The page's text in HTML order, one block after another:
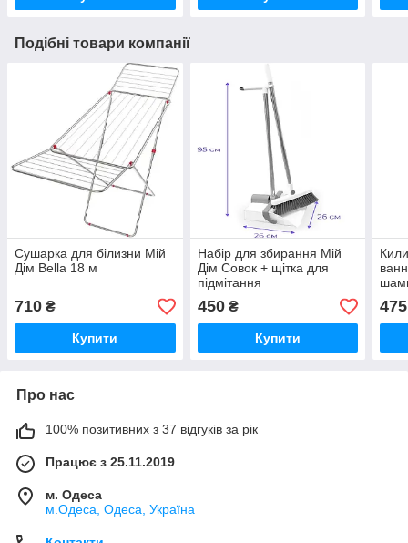
Подібні товари компанії
Сушарка для білизни Мій
Дім Bella 18 м
710 ₴
Купити
Набір для збирання Мій
Дім Совок + щітка для
підмітання
450₴
Купити
475
Про нас
100% позитивних з 37 відгуків за рік
Працює з 25.11.2019
м. Одеса
м.Одеса, Одеса, Україна